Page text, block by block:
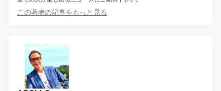
この著者の記事をもっと見る